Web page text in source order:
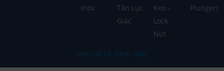
Inox
Tán Lục
Giác
Keo -
Lock
Nut
Plunger)
Xem tất cả danh mục